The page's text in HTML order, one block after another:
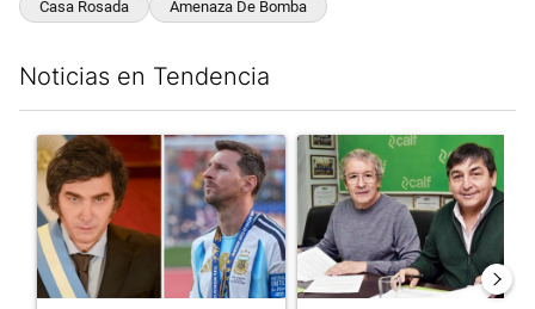
Casa Rosada Amenaza De Bomba
Noticias en Tendencia
Un artículo de tendencia con el título "Milei despidió a Jorge
Un artículo de tendencia con